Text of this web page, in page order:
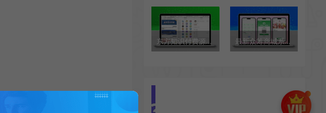
东方知识付费源码程序-亲测运行，微擎系统平台功能完善 最新众筹商城系统/订单认购/多多优购/商城加共识